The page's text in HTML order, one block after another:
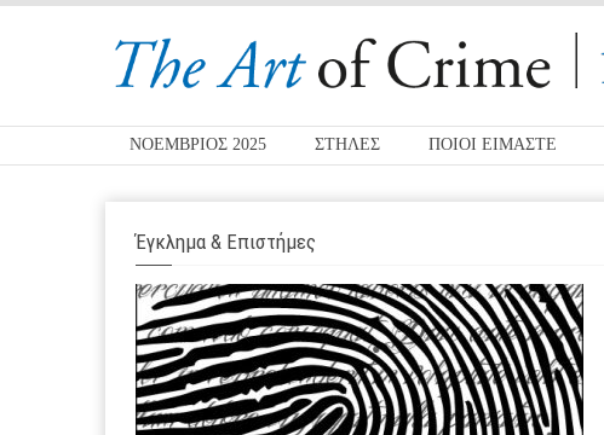
ΝΟΕΜΒΡΙΟΣ 2025 ΣΤΗΛΕΣ ΠΟΙΟΙ ΕΙΜΑΣΤΕ
Έγκλημα & Επιστήμες